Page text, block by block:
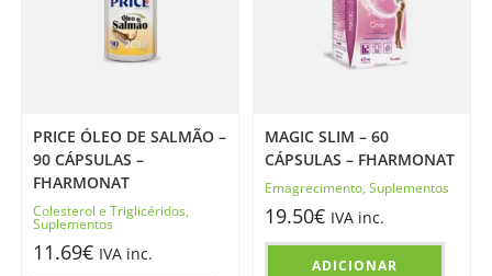
PRICE ÓLEO DE SALMÃO –
90 CÁPSULAS –
FHARMONAT
Colesterol e Triglicéridos,
Suplementos
11.69€ IVA inc.
MAGIC SLIM – 60
CÁPSULAS – FHARMONAT
Emagrecimento,Suplementos
19.50€ IVA inc.
ADICIONAR